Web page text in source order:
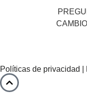
Políticas de privacidad